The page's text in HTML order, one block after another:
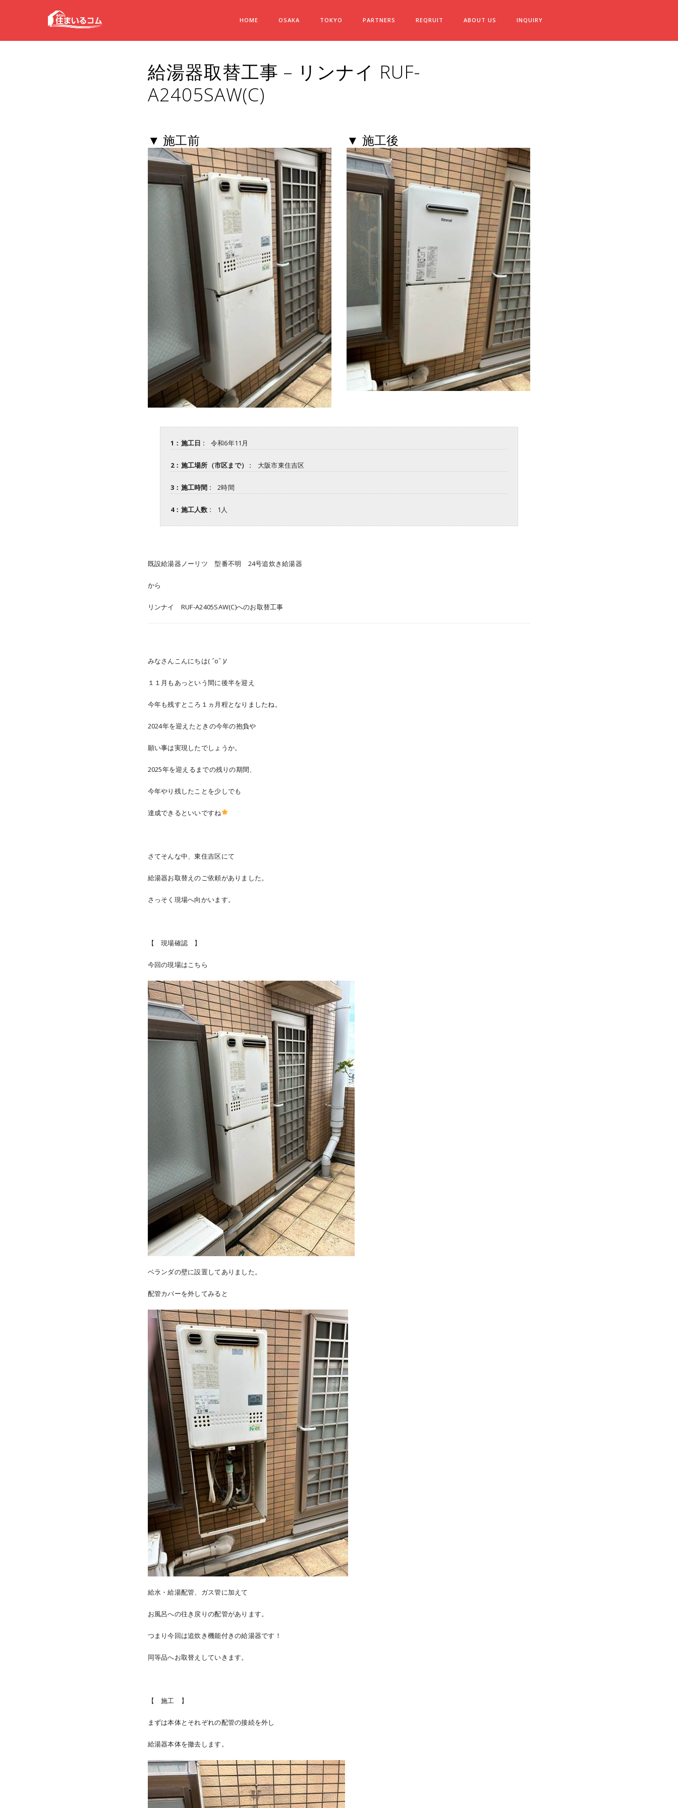
HOME OSAKA TOKYO PARTNERS REQRUIT ABOUT US INQUIRY
給湯器取替工事 – リンナイ RUF-
A2405SAW(C)
▼ 施工前 ▼ 施工後
1：施工日 : 令和6年11月
2：施工場所（市区まで） : 大阪市東住吉区
3：施工時間 : 2時間
4：施工人数 : 1人
既設給湯器ノーリツ 型番不明 24号追炊き給湯器
から
リンナイ RUF-A2405SAW(C)へのお取替工事
みなさんこんにちは( ˆoˆ )/
１１月もあっという間に後半を迎え
今年も残すところ１ヵ月程となりましたね。
2024年を迎えたときの今年の抱負や
願い事は実現したでしょうか。
2025年を迎えるまでの残りの期間、
今年やり残したことを少しでも
達成できるといいですね
さてそんな中、東住吉区にて
給湯器お取替えのご依頼がありました。
さっそく現場へ向かいます。
【 現場確認 】
今回の現場はこちら
ベランダの壁に設置してありました。
配管カバーを外してみると
給水・給湯配管、ガス管に加えて
お風呂への往き戻りの配管があります。
つまり今回は追炊き機能付きの給湯器です！
同等品へお取替えしていきます。
【 施工 】
まずは本体とそれぞれの配管の接続を外し
給湯器本体を撤去します。